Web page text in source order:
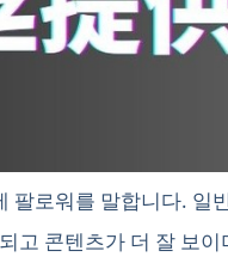
팔로워를 말합니다. 일
콘텐츠가 더 잘 보